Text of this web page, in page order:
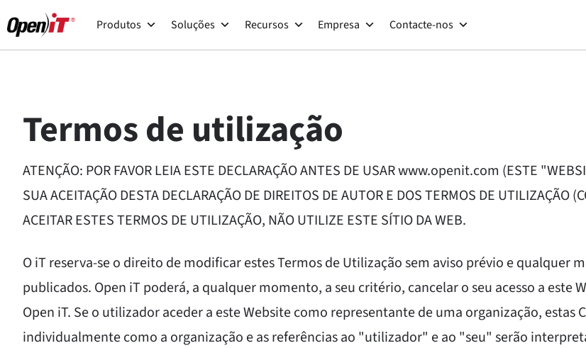
para
Produtos Soluções Recursos Empresa Contacte-nos
Termos de utilização
ATENÇÃO: POR FAVOR LEIA ESTE DECLARAÇÃO ANTES DE USAR www.openit.com (ESTE
SUA ACEITAÇÃO DESTA DECLARAÇÃO DE DIREITOS DE AUTOR E DOS TERMOS DE
ACEITAR ESTES TERMOS DE UTILIZAÇÃO, NÃO UTILIZE ESTE SÍTIO DA WEB.
O iT reserva-se o direito de modificar estes Termos de Utilização sem aviso prévio e qualquer
publicados. Open iT poderá, a qualquer momento, a seu critério, cancelar o seu acesso a este
Open iT. Se o utilizador aceder a este Website como representante de uma organização,
individualmente como a organização e as referências ao "utilizador" e ao "seu" serão